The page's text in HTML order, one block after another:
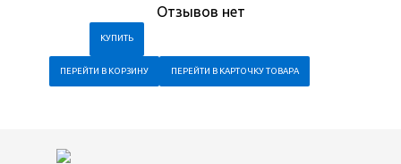
Отзывов нет
ПЕРЕЙТИ В КОРЗИНУ ПЕРЕЙТИ В КАРТОЧКУ ТОВАРА